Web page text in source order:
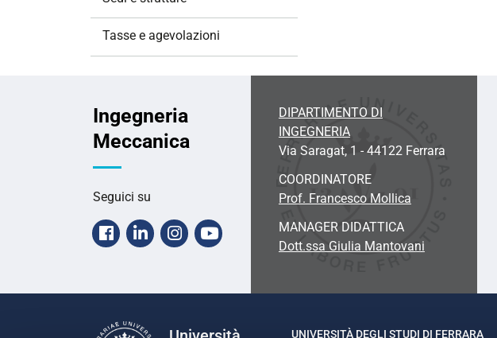
Tasse e agevolazioni
Ingegneria
Meccanica
Seguici su
Facebook
LinkedinInstagram
Youtube
DIPARTIMENTO DI
INGEGNERIA
Via Saragat, 1 - 44122 Ferrara
COORDINATORE
Prof. Francesco Mollica
MANAGER DIDATTICA
Dott.ssa Giulia Mantovani
UNIVERSITÀ DEGLI STUDI DI FERRARA